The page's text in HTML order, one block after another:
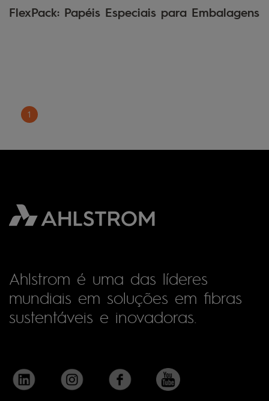
FlexPack: Papéis Especiais para Embalagens
1
Ahlstrom é uma das líderes
mundiais em soluções em fibras
sustentáveis e inovadoras.